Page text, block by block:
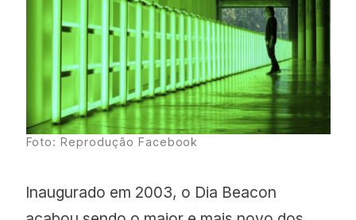
Foto: Reprodução Facebook
Inaugurado em 2003, o Dia Beacon